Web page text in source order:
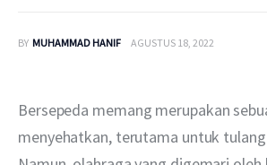
BY MUHAMMAD HANIF AGUSTUS 18, 2022
Bersepeda memang merupakan
menyehatkan, terutama untuk